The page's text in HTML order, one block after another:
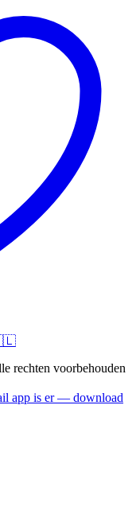
rechten voorbehouden
app is er — download